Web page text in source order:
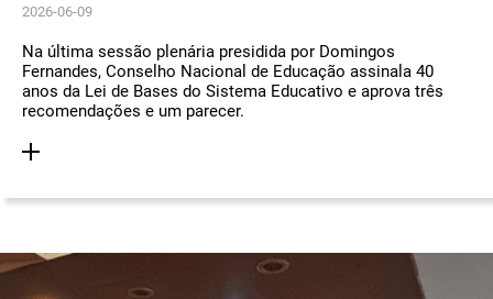
2026-06-09
Na última sessão plenária presidida por Domingos
Fernandes, Conselho Nacional de Educação assinala 40
anos da Lei de Bases do Sistema Educativo e aprova três
recomendações e um parecer.